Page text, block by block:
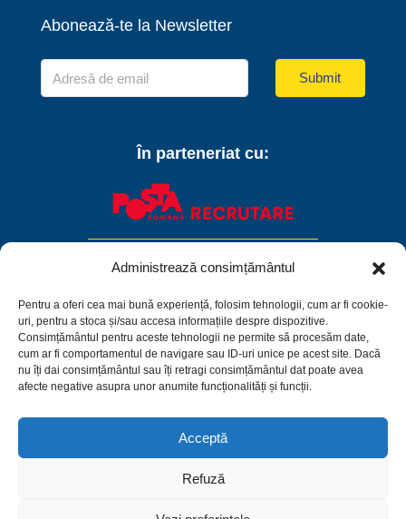
Administrează consimțământul
Pentru a oferi cea mai bună experiență, folosim tehnologii, cum ar fi cookie-
uri, pentru a stoca și/sau accesa informațiile despre dispozitive.
Consimțământul pentru aceste tehnologii ne permite să procesăm date,
cum ar fi comportamentul de navigare sau ID-uri unice pe acest site. Dacă
nu îți dai consimțământul sau îți retragi consimțământul dat poate avea
afecte negative asupra unor anumite funcționalități și funcții.
Acceptă
Refuză
Abonează-te la Newsletter
Submit
În parteneriat cu:
Facebook Linkedin Instagram